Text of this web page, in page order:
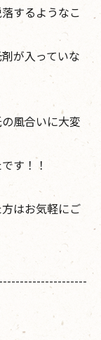
するようなこ
が入っていな
風合いに大変
す！！
はお気軽にご